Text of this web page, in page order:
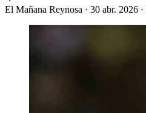
El Mañana Reynosa · 30 abr. 2026 ·